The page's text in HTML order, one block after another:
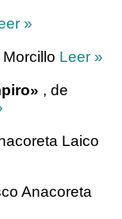
»
Leer »
, de
Laico
Anacoreta